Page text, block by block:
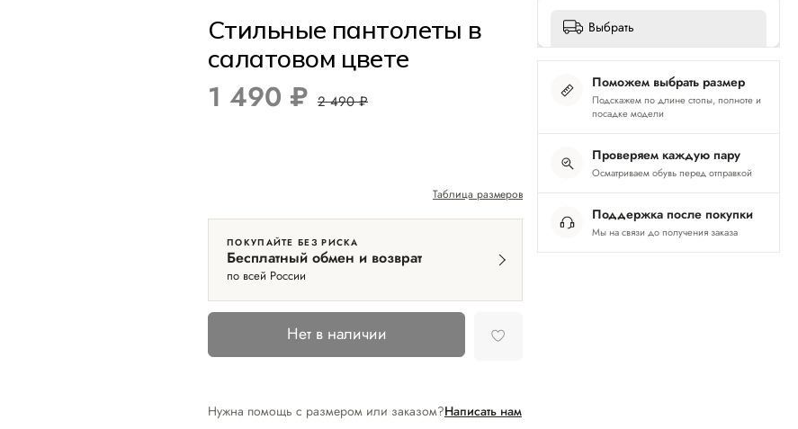
Стильные пантолеты в
салатовом цвете
1 490 ₽ 2 490 ₽
Таблица размеров
ПОКУПАЙТЕ БЕЗ РИСКА
Бесплатный обмен и возврат
по всей России
Нет в наличии
Нужна помощь с размером или заказом?Написать нам
Выбрать
Поможем выбрать размер
Подскажем по длине стопы, полноте и
посадке модели
Проверяем каждую пару
Осматриваем обувь перед отправкой
Поддержка после покупки
Мы на связи до получения заказа